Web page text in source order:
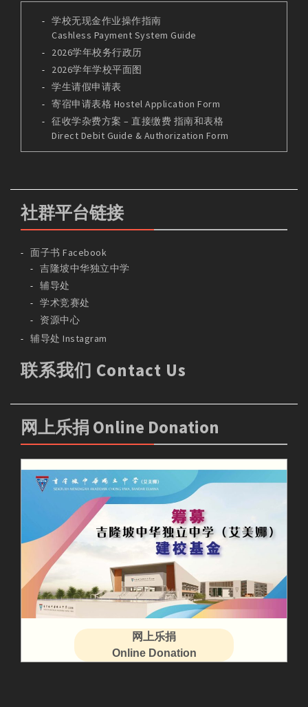
学校无现金作业操作指南
Cashless Payment System Guide
2026学年校务行政历
2026学年学校平面图
学生请假申请表
寄宿申请表格 Hostel Application Form
征收学杂费方案 – 直接缴费 指南和表格
Direct Debit Guide & Authorization Form
社群平台链接
面子书 Facebook
吉隆坡中华独立中学
辅导处
学术竞赛处
资源中心
辅导处 Instagram
联系我们 Contact Us
网上乐捐 Online Donation
网上乐捐
Online Donation